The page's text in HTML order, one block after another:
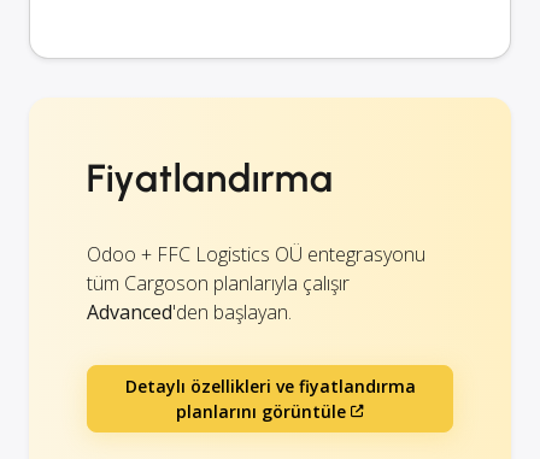
Fiyatlandırma
Odoo + FFC Logistics OÜ entegrasyonu
tüm Cargoson planlarıyla çalışır
Advanced'den başlayan.
Detaylı özellikleri ve fiyatlandırma
planlarını görüntüle